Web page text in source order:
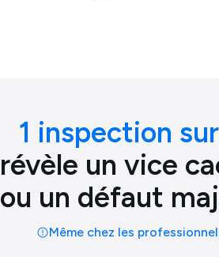
1 inspection
révèle un vice
ou un défaut
Même chez les